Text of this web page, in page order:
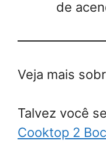
de
Veja mais
Talvez você
Cooktop 2